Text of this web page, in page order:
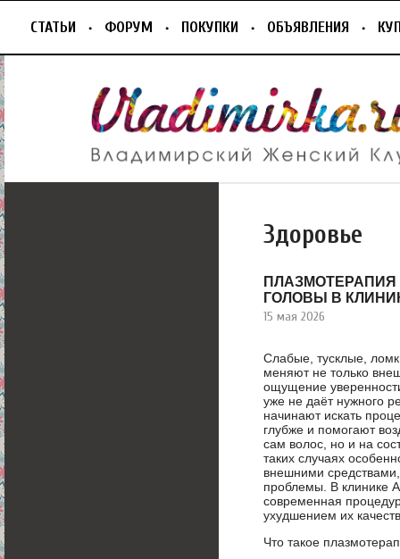
СТАТЬИ ФОРУМ ПОКУПКИ ОБЪЯВЛЕНИЯ
Здоровье
ГОЛОВЫ В
15 мая 2026
Слабые, тусклые,
меняют не только
ощущение
уже не даёт нужного
начинают искать
глубже и помогают
сам волос, но и на
таких случаях
внешними
проблемы. В клинике
современная
ухудшением их
Что такое